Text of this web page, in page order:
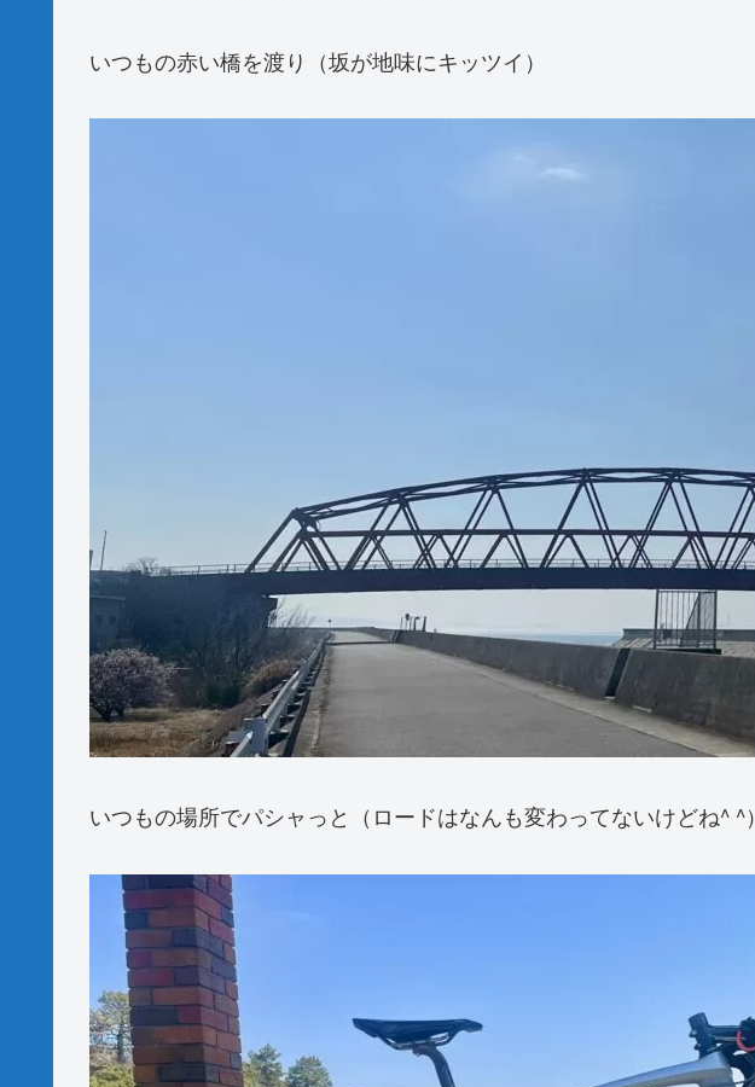
いつもの赤い橋を渡り（坂が地味にキッツイ）
いつもの場所でパシャっと（ロードはなんも変わってないけどね^ ^）